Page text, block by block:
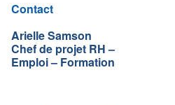
Contact
Arielle Samson
Chef de projet RH –
Emploi – Formation